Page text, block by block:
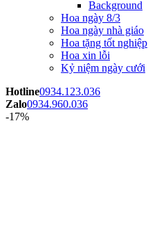
Background
Hoa ngày 8/3
Hoa ngày nhà giáo
Hoa tặng tốt nghiệp
Hoa xin lỗi
Kỷ niệm ngày cưới
Hotline0934.123.036
Zalo0934.960.036
-17%